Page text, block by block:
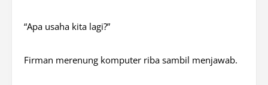
“Apa usaha kita lagi?”
Firman merenung komputer riba sambil menjawab.